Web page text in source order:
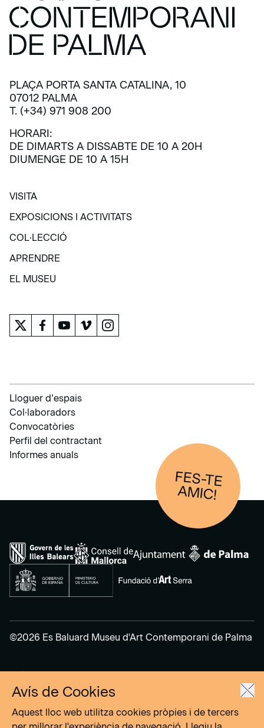
PLAÇA PORTA SANTA CATALINA, 10
07012 PALMA
T. (+34) 971 908 200
HORARI:
DE DIMARTS A DISSABTE DE 10 A 20H
DIUMENGE DE 10 A 15H
VISITA
EXPOSICIONS I ACTIVITATS
EXPOSICIONS I ACTIVITATS
COL·LECCIÓ
APRENDRE
EL MUSEU
Lloguer d’espais
Col·laboradors
Convocatòries
Perfil del contractant
Informes anuals
FES-TE
AM
IC!
©2026 Es Baluard Museu d'Art Contemporani de Palma
Avís legal
Política de privacitat
Avís de Cookies
Aquest lloc web utilitza cookies pròpies i de tercers